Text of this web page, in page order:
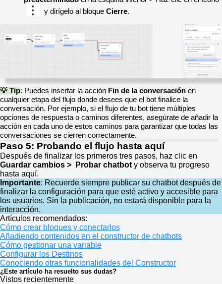
y dirígelo al bloque Cierre.
💡 Tip: Puedes insertar la acción Fin de la conversación en
cualquier etapa del flujo donde desees que el bot finalice la
conversación. Por ejemplo, si el flujo de tu bot tiene múltiples
opciones de respuesta o caminos diferentes, asegúrate de añadir la
acción en cada uno de estos caminos para garantizar que todas las
conversaciones se cierren correctamente.
Paso 5: Probando el flujo hasta aquí
Después de finalizar los primeros tres pasos, haz clic en
Guardar cambios > Probar chatbot y observa tu progreso
hasta aquí.
Importante: Recuerde siempre publicar su chatbot después de
finalizar la configuración para que esté activo y accesible para
los usuarios. Sin la publicación, no estará disponible para la
interacción.
Artículos recomendados:
Cómo crear bloques y conectarlos
Añadiendo contenidos en el constructor de chatbots
Cómo gestionar una variable
Configurar los Destinos
Conociendo otras funcionalidades del Constructor
¿Este artículo ha resuelto sus dudas?
Vistos recientemente